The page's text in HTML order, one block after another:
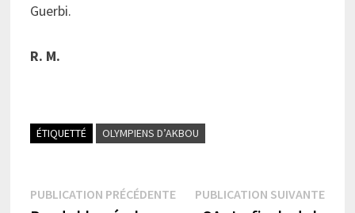
Guerbi.
R. M.
ÉTIQUETTÉ OLYMPIENS D’AKBOU
Navigation
PUBLICATION PRÉCÉDENTEPublication
PUBLICATION SUIVANTE